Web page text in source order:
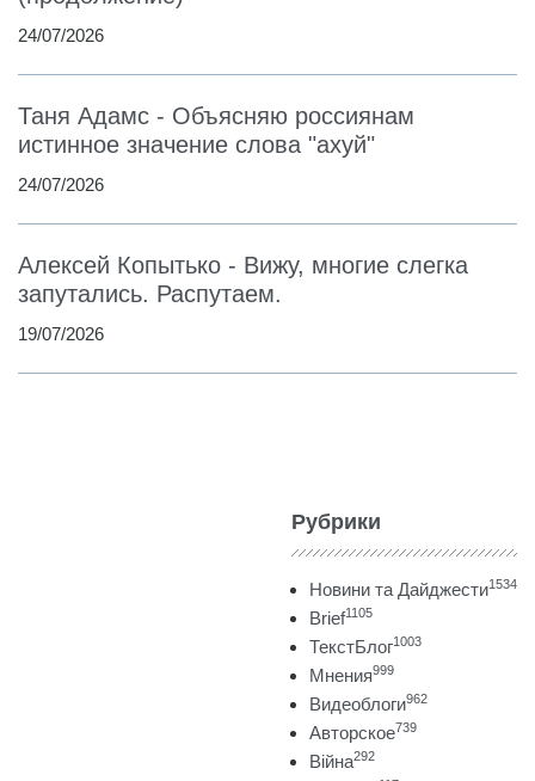
24/07/2026
Таня Адамс - Объясняю россиянам
истинное значение слова "ахуй"
24/07/2026
Алексей Копытько - Вижу, многие слегка
запутались. Распутаем.
19/07/2026
Рубрики
Новини та Дайджести1534
Brief1105
ТекстБлог1003
Мнения999
Видеоблоги962
Авторское739
Війна292